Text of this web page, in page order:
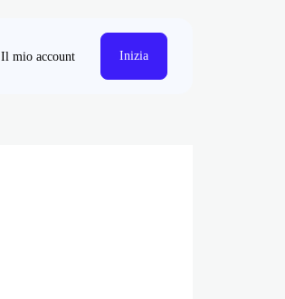
Il mio account Inizia